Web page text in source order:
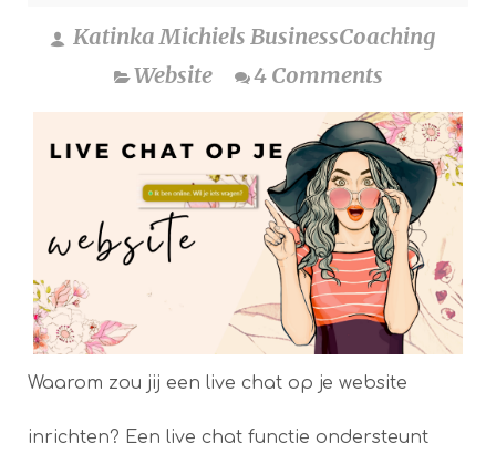
Katinka Michiels BusinessCoaching
Website
4 Comments
Waarom zou jij een live chat op je website
inrichten? Een live chat functie ondersteunt